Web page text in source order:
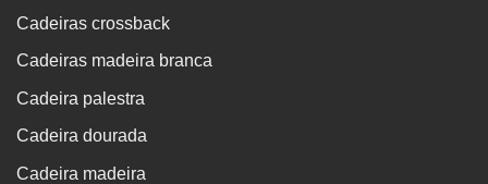
Cadeiras crossback
Cadeiras madeira branca
Cadeira palestra
Cadeira dourada
Cadeira madeira